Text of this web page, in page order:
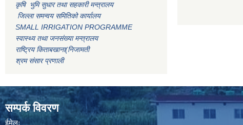
कृषि भुमि सुधार तथा सहकारी मन्त्रालय
जिल्ला समन्वय समितिको कार्यालय
SMALL IRRIGATION PROGRAMME
स्वास्थ्य तथा जनसंख्या मन्त्रालय
राष्ट्रिय किताबखाना(निजामती
श्रम संसार प्रणाली
सम्पर्क विवरण
ईमेलः